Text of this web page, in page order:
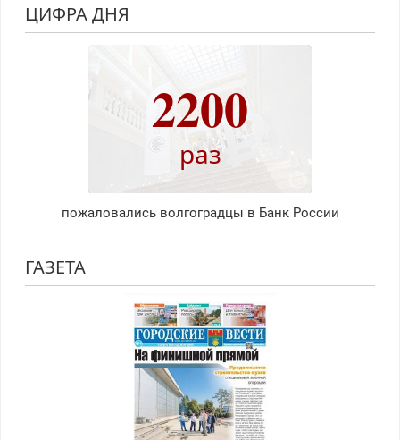
ЦИФРА ДНЯ
2200
раз
пожаловались волгоградцы в Банк России
ГАЗЕТА